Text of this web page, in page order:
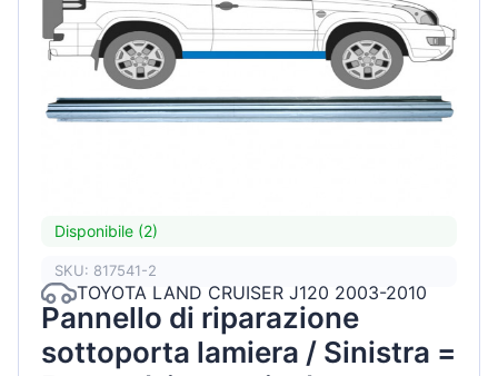
Disponibile (2)
SKU: 817541-2
TOYOTA LAND CRUISER J120 2003-2010
Pannello di riparazione
sottoporta lamiera / Sinistra =